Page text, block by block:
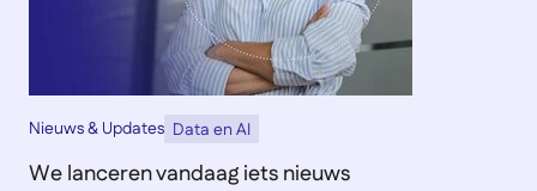
Nieuws & Updates Data en AI
We lanceren vandaag iets nieuws